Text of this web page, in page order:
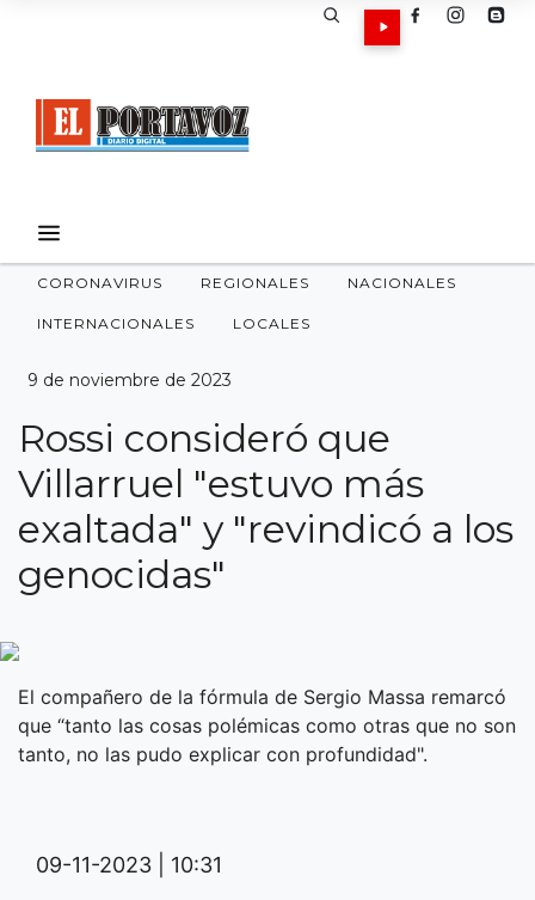
CORONAVIRUS REGIONALES NACIONALES
INTERNACIONALES LOCALES
9 de noviembre de 2023
Rossi consideró que
Villarruel "estuvo más
exaltada" y "revindicó a los
genocidas"
El compañero de la fórmula de Sergio Massa remarcó
que “tanto las cosas polémicas como otras que no son
tanto, no las pudo explicar con profundidad".
09-11-2023 | 10:31